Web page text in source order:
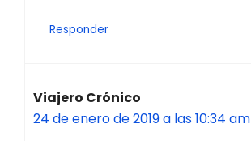
Responder
Viajero Crónico
24 de enero de 2019 a las 10:34 am